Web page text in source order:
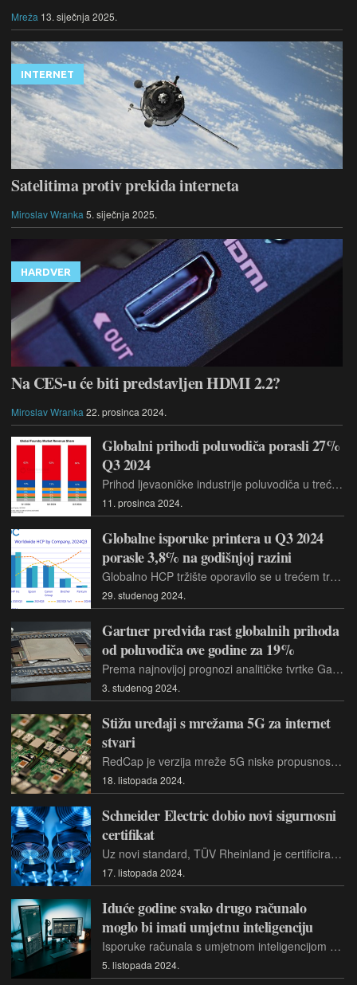
Mreža 13. siječnja 2025.
INTERNET
Satelitima protiv prekida interneta
Miroslav Wranka 5. siječnja 2025.
HARDVER
Na CES-u će biti predstavljen HDMI 2.2?
Miroslav Wranka 22. prosinca 2024.
Globalni prihodi poluvodiča porasli 27%
Q3 2024
Prihod ljevaoničke industrije poluvodiča u trećem tromjesečju ove godine (Q3 2024) porastao je 27% u odnosu na treće tromjesečje prethodne 2023. godine i 11% u odnosu na drugo tromjesečje 2024. godine
11. prosinca 2024.
Globalne isporuke printera u Q3 2024
porasle 3,8% na godišnjoj razini
Globalno HCP tržište oporavilo se u trećem tromjesečju 2024. godine (Q3 2024), postiglo je rast od 3,8% na godišnjoj razini, na približno 20,3 milijuna isporučenih jedinica
29. studenog 2024.
Gartner predviđa rast globalnih prihoda
od poluvodiča ove godine za 19%
Prema najnovijoj prognozi analitičke tvrtke Gartner, Inc. u ovoj 2024. godini predviđa se godišnji rast prihoda od poluvodiča od 19%, odnosno na 630 milijardi američkih dolara
3. studenog 2024.
Stižu uređaji s mrežama 5G za internet
stvari
RedCap je verzija mreže 5G niske propusnosti za koju se očekuje kako će određene uređaje (poput senzora, nadzornih kamera i nosivih uređaja) učiniti jednostavnijima i energetski učinkovitijima.
18. listopada 2024.
Schneider Electric dobio novi sigurnosni
certifikat
Uz novi standard, TÜV Rheinland je certificirao Schneider Electric i njihove procese za kibernetičku sigurnost korištene pri razvoju proizvoda.
17. listopada 2024.
Iduće godine svako drugo računalo
moglo bi imati umjetnu inteligenciju
Isporuke računala s umjetnom inteligencijom procjenjuju se na 43 milijuna primjeraka u 2024. godini, što je povećanje od 99,8 posto u odnosu na 2023. i 114 milijuna u 2025.
5. listopada 2024.